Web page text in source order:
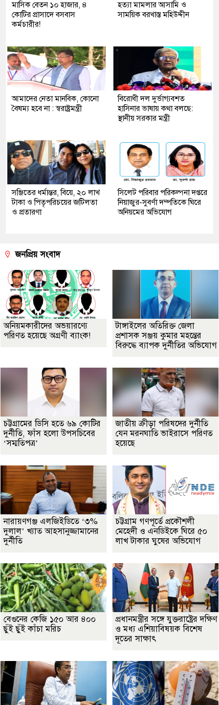
মাসিক বেতন ১০ হাজার, ৪
কোটির প্রাসাদে বসবাস
কর্মচারীর!
হত্যা মামলার আসামি ও
সাময়িক বরখাস্ত মহিউদ্দীন
আমাদের নেতা মানবিক, কোনো
বৈষম্য হবে না : স্বরাষ্ট্রমন্ত্রী
বিরোধী দল দুর্ভাগ্যবশত
হাসিনার ভাষায় কথা বলছে:
স্থানীয় সরকার মন্ত্রী
সঞ্জিতের ধর্মান্তর, বিয়ে, ২০ লাখ
টাকা ও পিতৃপরিচয়ের জটিলতা
ও প্রতারণা
সিলেট পরিবার পরিকল্পনা দপ্তরে
নিয়াজুর-সুবর্ণা দম্পতিকে ঘিরে
অনিয়মের অভিযোগ
জনপ্রিয় সংবাদ
অনিয়মকারীদের অভয়ারণ্যে
পরিণত হয়েছে অগ্রণী ব্যাংক!
টাঙ্গাইলের অতিরিক্ত জেলা
প্রশাসক সঞ্জয় কুমার মহন্তের
বিরুদ্ধে ব্যাপক দুর্নীতির অভিযোগ
চট্টগ্রামের ডিসি হতে ৬৯ কোটির
দুর্নীতি, ফাঁস হলো উপসচিবের
‘সম্মতিপত্র’
জাতীয় ক্রীড়া পরিষদের দুর্নীতি
যেন মরনঘাতি ভাইরাসে পরিণত
হয়েছে
নারায়ণগঞ্জ এলজিইডিতে ‘৩%
দুলাল’ খ্যাত আহসানুজ্জামানের
দুর্নীতি
চট্টগ্রাম গণপূর্তে প্রকৌশলী
মেহেদী ও এনডিইকে ঘিরে ৫০
লাখ টাকার ঘুষের অভিযোগ
বেগুনের কেজি ১৫০ আর ৪০০
ছুঁই ছুঁই কাঁচা মরিচ
প্রধানমন্ত্রীর সঙ্গে যুক্তরাষ্ট্রের দক্ষিণ
ও মধ্য এশিয়াবিষয়ক বিশেষ
দূতের সাক্ষাৎ